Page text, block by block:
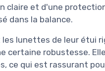
claire et d'une
dans la balance.
lunettes de leur étui
certaine robustesse.
ce qui est rassurant